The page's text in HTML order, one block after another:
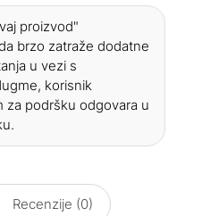
proizvod"
brzo zatraže dodatne
u vezi s
korisnik
za podršku odgovara u
Recenzije (0)